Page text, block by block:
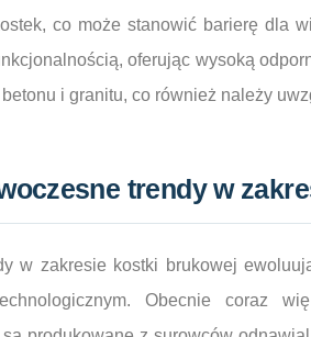
co może stanowić barierę dla
oferując wysoką
i granitu, co również należy
trendy w
w zakresie kostki brukowej
Obecnie coraz